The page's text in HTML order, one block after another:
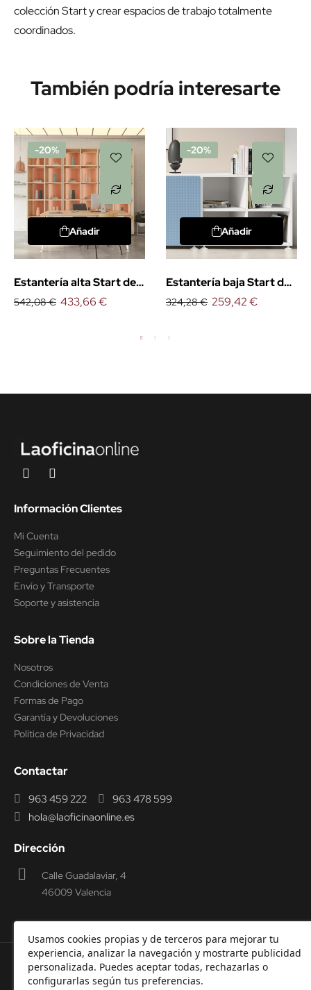
colección Start y crear espacios de trabajo totalmente
coordinados.
También podría interesarte
-20%
Añadir
Estantería alta Start de
Emobok
542,08 € 433,66 €
-20%
Añadir
Estantería baja Start de
Emobok
324,28 € 259,42 €
Usamos cookies propias y de terceros para mejorar tu
experiencia, analizar la navegación y mostrarte publicidad
personalizada. Puedes aceptar todas, rechazarlas o
configurarlas según tus preferencias.
Información Clientes
Mi Cuenta
Seguimiento del pedido
Preguntas Frecuentes
Envío y Transporte
Soporte y asistencia
Sobre la Tienda
Nosotros
Condiciones de Venta
Formas de Pago
Garantía y Devoluciones
Política de Privacidad
Contactar
963 459 222
963 478 599
hola@laoficinaonline.es
Dirección
Calle Guadalaviar, 4
46009 Valencia
© 2000-2026 Laoficinaonline.SIDEOFFICE, S.L. CIF